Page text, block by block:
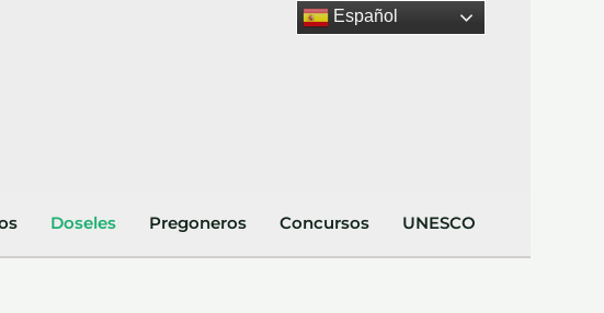
Doseles Pregoneros Concursos UNESCO
Español